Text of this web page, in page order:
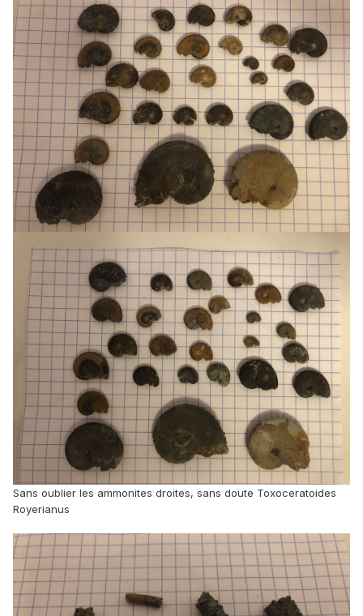
Sans oublier les ammonites droites, sans doute Toxoceratoides
Royerianus